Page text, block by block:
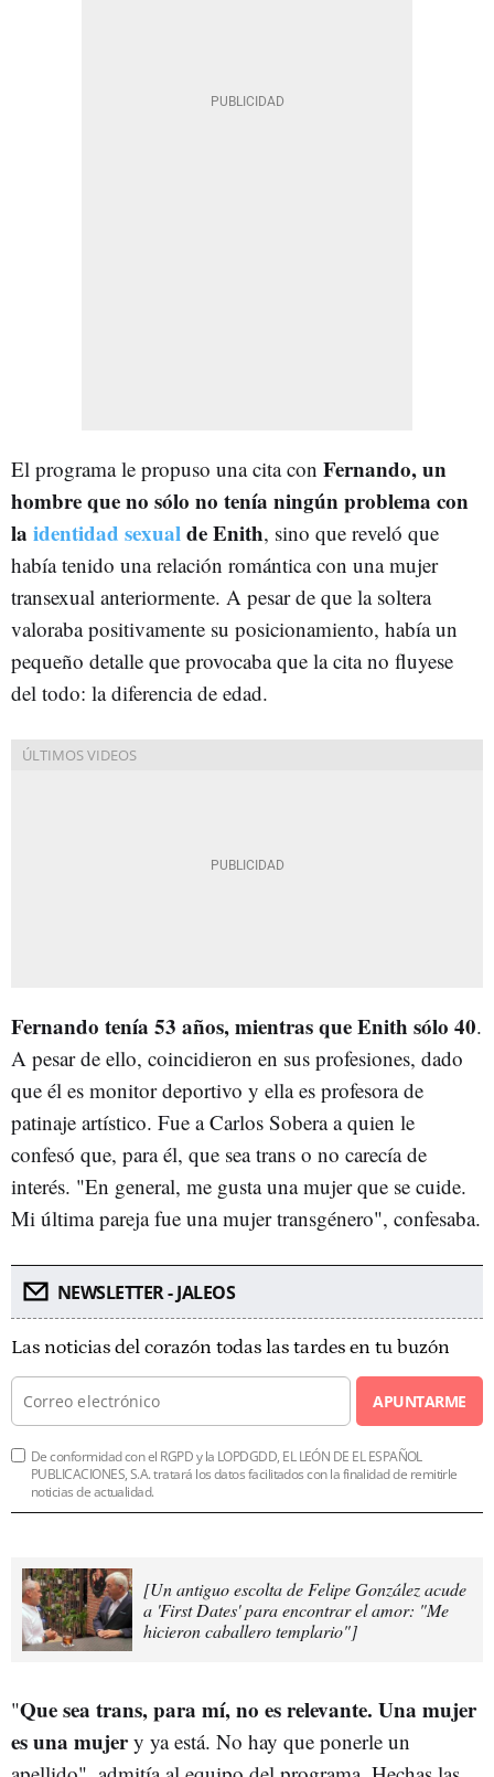
El programa le propuso una cita con Fernando, un
hombre que no sólo no tenía ningún problema con
la identidad sexualde Enith, sino que reveló que
había tenido una relación romántica con una mujer
transexual anteriormente. A pesar de que la soltera
valoraba positivamente su posicionamiento, había un
pequeño detalle que provocaba que la cita no fluyese
del todo: la diferencia de edad.
Fernando tenía 53 años, mientras que Enith sólo 40.
A pesar de ello, coincidieron en sus profesiones, dado
que él es monitor deportivo y ella es profesora de
patinaje artístico. Fue a Carlos Sobera a quien le
confesó que, para él, que sea trans o no carecía de
interés. "En general, me gusta una mujer que se cuide.
Mi última pareja fue una mujer transgénero", confesaba.
NEWSLETTER - JALEOS
Las noticias del corazón todas las tardes en tu buzón
APUNTARME
De conformidad con el RGPD y la LOPDGDD, EL LEÓN DE EL ESPAÑOL
PUBLICACIONES, S.A. tratará los datos facilitados con la finalidad de remitirle
noticias de actualidad.
[Un antiguo escolta de Felipe González acude
a 'First Dates' para encontrar el amor: "Me
hicieron caballero templario"]
"Que sea trans, para mí, no es relevante. Una mujer
es una mujery ya está. No hay que ponerle un